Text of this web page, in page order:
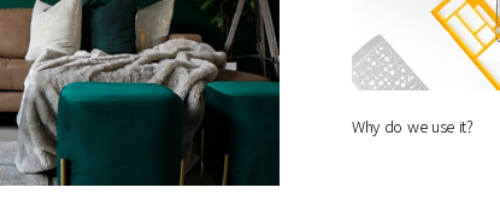
Why do we use it?